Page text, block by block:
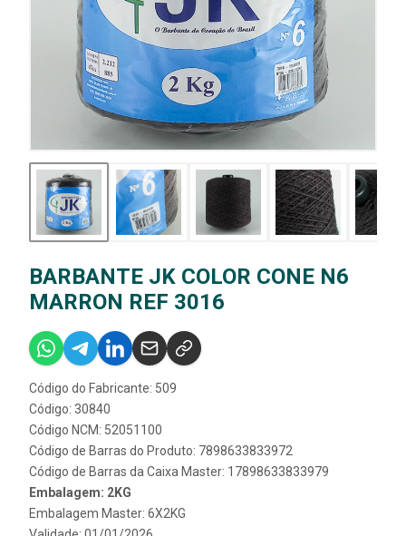
BARBANTE JK COLOR CONE N6
MARRON REF 3016
Código do Fabricante: 509
Código: 30840
Código NCM: 52051100
Código de Barras do Produto: 7898633833972
Código de Barras da Caixa Master: 17898633833979
Embalagem: 2KG
Embalagem Master: 6X2KG